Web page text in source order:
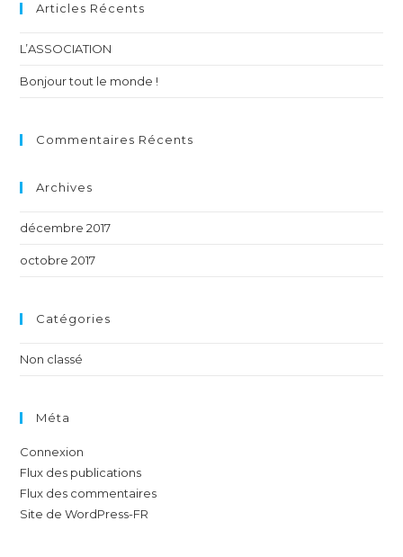
Articles Récents
L’ASSOCIATION
Bonjour tout le monde !
Commentaires Récents
Archives
décembre 2017
octobre 2017
Catégories
Non classé
Méta
Connexion
Flux des publications
Flux des commentaires
Site de WordPress-FR